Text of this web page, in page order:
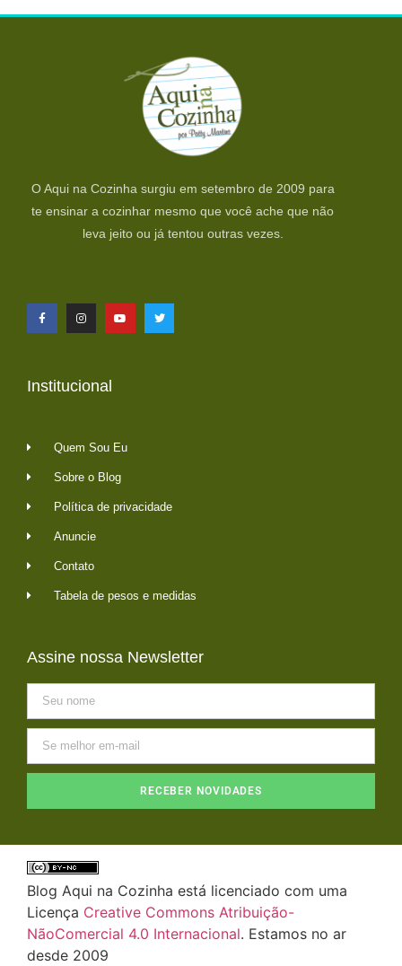
O Aqui na Cozinha surgiu em setembro de 2009 para
te ensinar a cozinhar mesmo que você ache que não
leva jeito ou já tentou outras vezes.
Institucional
Quem Sou Eu
Sobre o Blog
Política de privacidade
Anuncie
Contato
Tabela de pesos e medidas
Assine nossa Newsletter
RECEBER NOVIDADES
Blog Aqui na Cozinha está licenciado com uma
Licença Creative Commons Atribuição-
NãoComercial 4.0 Internacional. Estamos no ar
desde 2009